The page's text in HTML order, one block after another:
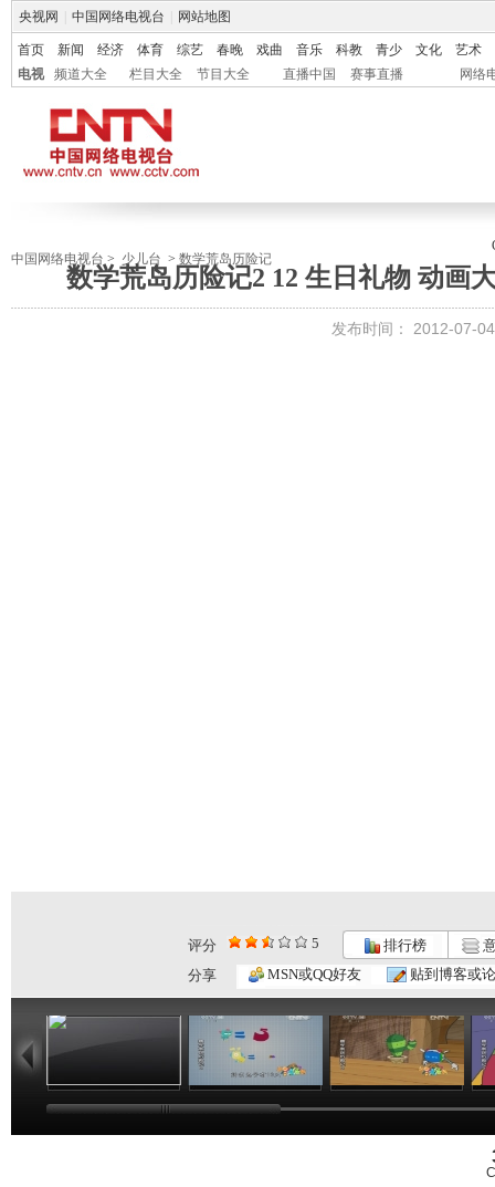
央视网 中国网络电视台 网站地图
首页 新闻 经济 体育 综艺 春晚 戏曲 音乐 科教 青少 文化
艺术
电视
频道大全 栏目大全 节目大全 直播中国 赛事直播 网络
中国网络电视台 > 少儿台 > 数学荒岛历险记
数学荒岛历险记2 12 生日礼物 动画
发布时间： 2012-07-
评分 5 排行榜
分享
MSN或QQ好友 贴到博客或
11:53
数学荒岛历...
11:43
数学荒岛历...
11:53